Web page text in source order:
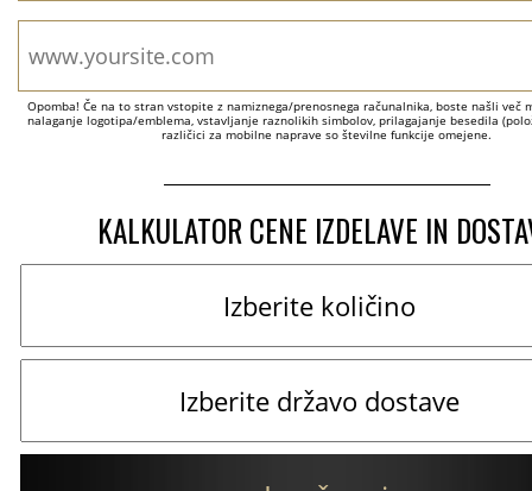
Opomba! Če na to stran vstopite z namiznega/prenosnega računalnika, boste našli več
nalaganje logotipa/emblema, vstavljanje raznolikih simbolov, prilagajanje besedila
različici za mobilne naprave so številne funkcije omejene.
KALKULATOR CENE IZDELAVE IN